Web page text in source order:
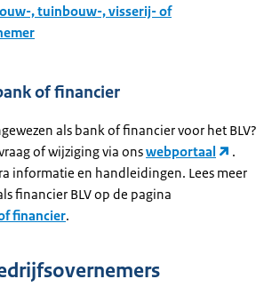
, tuinbouw-, visserij- of
of financier
als bank of financier voor het BLV?
of wijziging via onswebportaal
.
informatie en handleidingen. Lees meer
financier BLV op de pagina
financier.